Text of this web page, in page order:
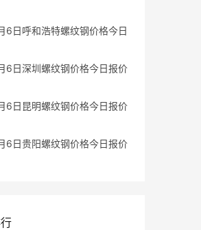
6日呼和浩特螺纹钢价格今日
6日深圳螺纹钢价格今日报价
6日昆明螺纹钢价格今日报价
6日贵阳螺纹钢价格今日报价